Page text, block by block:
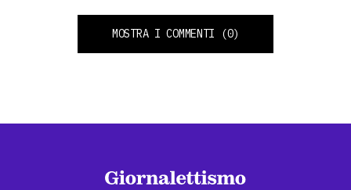
MOSTRA I COMMENTI (0)